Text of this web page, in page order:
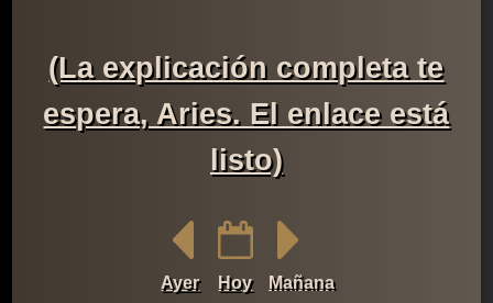
(La explicación completa te
espera, Aries. El enlace está
listo)
Ayer Hoy Mañana